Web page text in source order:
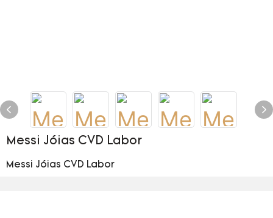
Messi Jóias CVD Labor
Messi Jóias CVD Labor